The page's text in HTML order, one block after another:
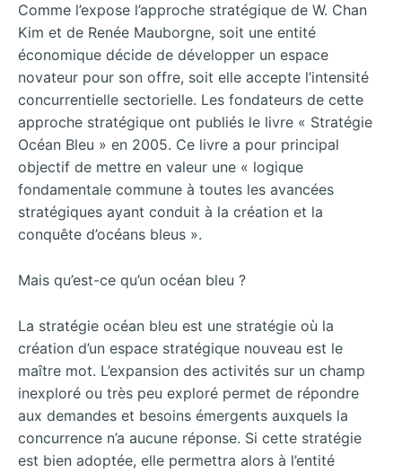
Comme l’expose l’approche stratégique de W. Chan
Kim et de Renée Mauborgne, soit une entité
économique décide de développer un espace
novateur pour son offre, soit elle accepte l’intensité
concurrentielle sectorielle. Les fondateurs de cette
approche stratégique ont publiés le livre « Stratégie
Océan Bleu » en 2005. Ce livre a pour principal
objectif de mettre en valeur une « logique
fondamentale commune à toutes les avancées
stratégiques ayant conduit à la création et la
conquête d’océans bleus ».
Mais qu’est-ce qu’un océan bleu ?
La stratégie océan bleu est une stratégie où la
création d’un espace stratégique nouveau est le
maître mot. L’expansion des activités sur un champ
inexploré ou très peu exploré permet de répondre
aux demandes et besoins émergents auxquels la
concurrence n’a aucune réponse. Si cette stratégie
est bien adoptée, elle permettra alors à l’entité